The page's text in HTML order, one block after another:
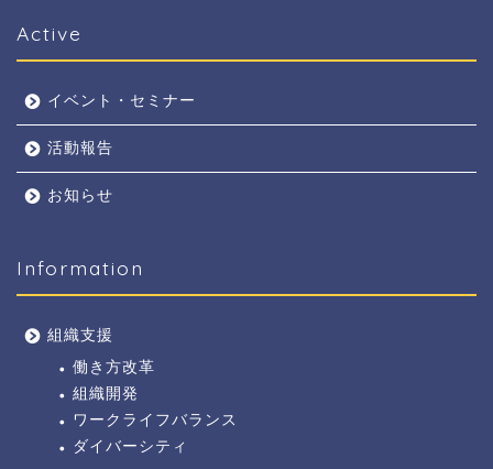
Active
イベント・セミナー
活動報告
お知らせ
Information
組織支援
働き方改革
組織開発
ワークライフバランス
ダイバーシティ